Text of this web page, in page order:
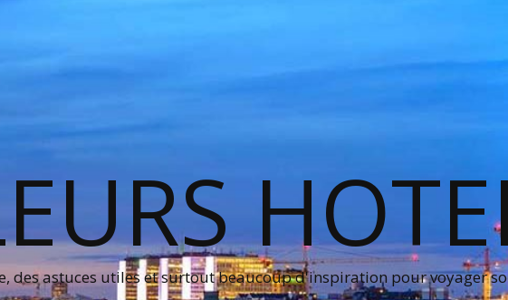
des astuces utiles et surtout beaucoup d'inspiration pour voyager